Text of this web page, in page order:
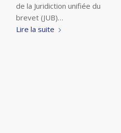
de la Juridiction unifiée du
brevet (JUB)…
Lire la suite